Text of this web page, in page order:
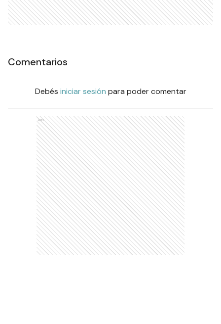
Comentarios
Debés iniciar sesión para poder comentar
Ads